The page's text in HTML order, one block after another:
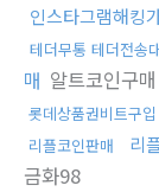
인스타그램해킹
테더무통 테더전송
매 알트코인구매
롯데상품권비트구입
리플코인판매 리
금화98